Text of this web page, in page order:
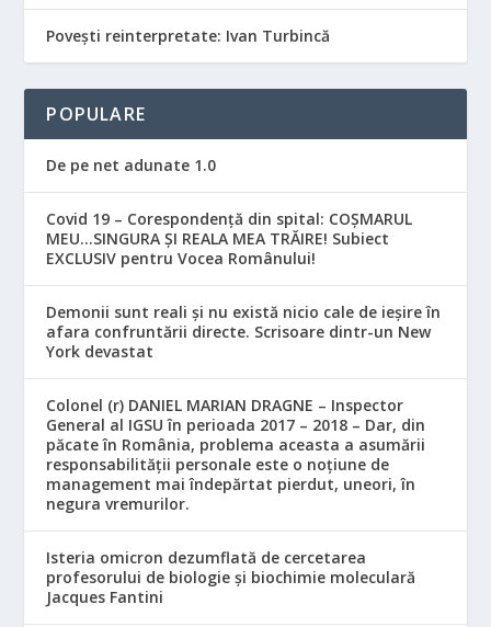
Povești reinterpretate: Ivan Turbincă
POPULARE
De pe net adunate 1.0
Covid 19 – Corespondență din spital: COȘMARUL
MEU…SINGURA ȘI REALA MEA TRĂIRE! Subiect
EXCLUSIV pentru Vocea Românului!
Demonii sunt reali și nu există nicio cale de ieșire în
afara confruntării directe. Scrisoare dintr-un New
York devastat
Colonel (r) DANIEL MARIAN DRAGNE – Inspector
General al IGSU în perioada 2017 – 2018 – Dar, din
păcate în România, problema aceasta a asumării
responsabilităţii personale este o noţiune de
management mai îndepărtat pierdut, uneori, în
negura vremurilor.
Isteria omicron dezumflată de cercetarea
profesorului de biologie și biochimie moleculară
Jacques Fantini